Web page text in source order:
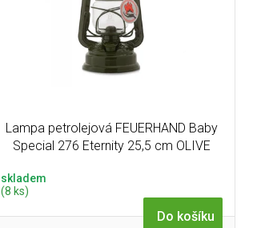
Lampa petrolejová FEUERHAND Baby
Special 276 Eternity 25,5 cm OLIVE
skladem
(8 ks)
Do košíku